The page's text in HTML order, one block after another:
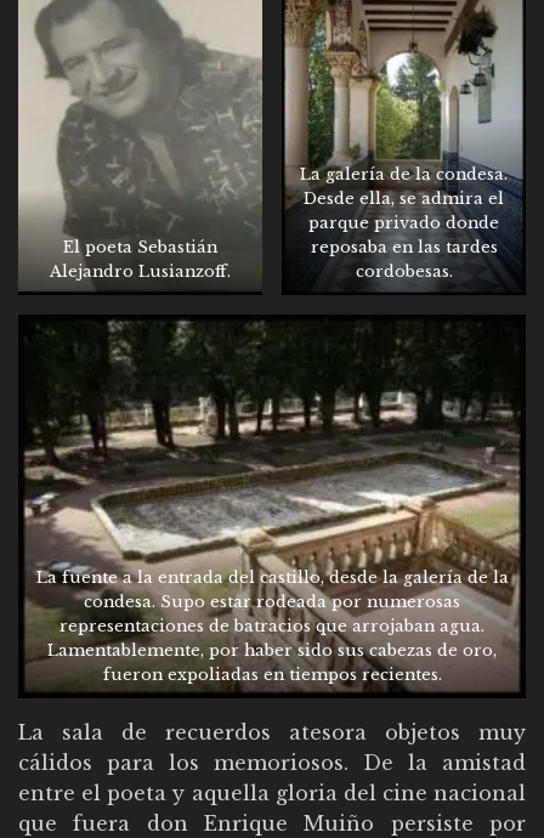
El poeta Sebastián
Alejandro Lusianzoff.
La galería de la condesa.
Desde ella, se admira el
parque privado donde
reposaba en las tardes
cordobesas.
La fuente a la entrada del castillo, desde la galería de la
condesa. Supo estar rodeada por numerosas
representaciones de batracios que arrojaban agua.
Lamentablemente, por haber sido sus cabezas de oro,
fueron expoliadas en tiempos recientes.
La sala de recuerdos atesora objetos muy
cálidos para los memoriosos. De la amistad
entre el poeta y aquella gloria del cine nacional
que fuera don Enrique Muiño persiste por